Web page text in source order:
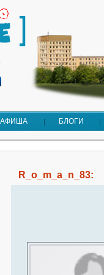
АФИША БЛОГИ
R_o_m_a_n_83: